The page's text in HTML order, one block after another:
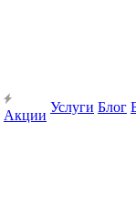
Акции
Услуги Блог